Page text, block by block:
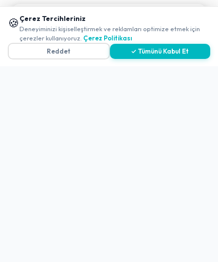
Politikalar ve Şartlar
Çerez Politikası
Gizlilik Politikası
🍪 Çerez Tercihleriniz
Deneyiminizi kişiselleştirmek ve reklamları optimize etmek için
çerezler kullanıyoruz. Çerez Politikası
Reddet
✓ Tümünü Kabul Et
📱 Mobil uygulamamızı keşfedin!
✖